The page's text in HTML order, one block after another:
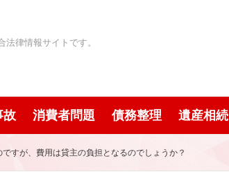
法律情報サイトです。
故 消費者問題 債務整理 遺産相続
すが、費用は貸主の負担となるのでしょうか？